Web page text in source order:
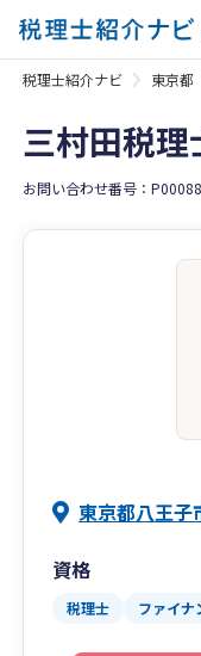
税理士紹介ナビ 東京都
三村田税
お問い合わせ番号：
東京都八王子
資格
税理士 ファイナ